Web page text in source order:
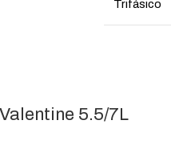
Trifásico
5.5/7L